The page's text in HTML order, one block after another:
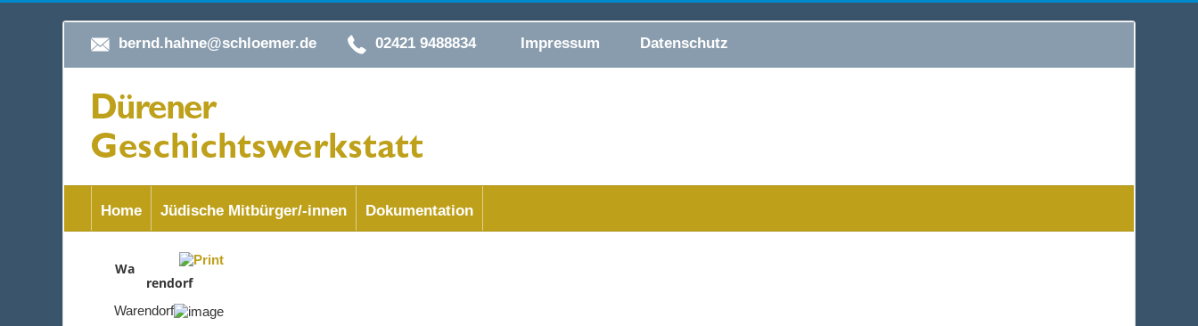
bernd.hahne@schloemer.de 02421 9488834 Impressum Datenschutz
Home Jüdische Mitbürger/-innen Dokumentation
Wa
rendorf
Warendorf